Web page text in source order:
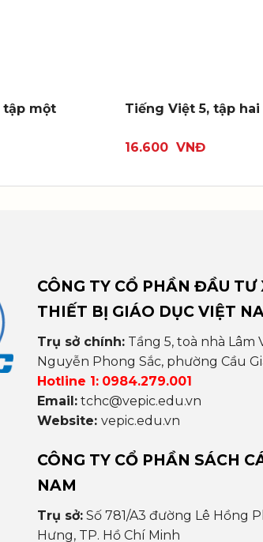
tập một Tiếng Việt 5, tập hai
16.600 VNĐ
CÔNG TY CỔ PHẦN ĐẦU TƯ
THIẾT BỊ GIÁO DỤC VIỆT
Trụ sở chính:Tầng 5, toà nhà Lâm
Nguyễn Phong Sắc, phường Cầu
Hotline 1: 0984.279.001
Email: tchc@vepic.edu.vn
Website: vepic.edu.vn
CÔNG TY CỔ PHẦN SÁCH
NAM
Trụ sở:Số 781/A3 đường Lê Hồng
Hưng, TP. Hồ Chí Minh